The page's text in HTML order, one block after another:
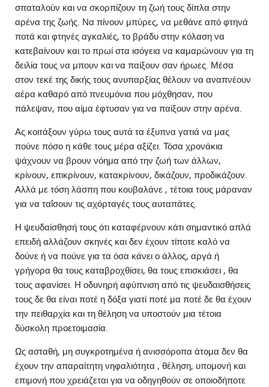
σπαταλούν και να σκορπίζουν τη ζωή τους δίπλα στην
αρένα της ζωής. Να πίνουν μπύρες, να μεθάνε από φτηνά
ποτά και φτηνές αγκαλιές, το βράδυ στην κόλαση να
κατεβαίνουν και το πρωί στα ισόγεια να καμαρώνουν για τη
δειλία τους να μπουν και να παίξουν σαν ήρωες. Μέσα
στον τεκέ της δικής τους ανυπαρξίας θέλουν να αναπνέουν
αέρα καθαρό από πνευμόνια που μόχθησαν, που
πάλεψαν, που αίμα έφτυσαν για να παίξουν στην αρένα.
Ας κοιτάξουν γύρω τους αυτά τα έξυπνα γατιά να μας
πούνε πόσο η κάθε τους μέρα αξίζει. Τόσα χρονάκια
ψάχνουν να βρουν νόημα από την ζωή των άλλων,
κρίνουν, επικρίνουν, κατακρίνουν, δικάζουν, προδικάζουν.
Αλλά με τόση λάσπη που κουβαλάνε , τέτοια τους μάραναν
για να ταΐσουν τις αχόρταγές τους αυταπάτες.
Η ψευδαίσθησή τους ότι καταφέρνουν κάτι σημαντικό απλά
επειδή αλλάζουν σκηνές και δεν έχουν τίποτε καλό να
δούνε ή να πούνε για τα όσα κάνει ο άλλος, αργά ή
γρήγορα θα τους καταβροχθίσει, θα τους επισκιάσει , θα
τους αφανίσει. Η οδυνηρή αφύπνιση από τις ψευδαισθήσεις
τους δε θα είναι ποτέ η δόξα γιατί ποτέ μα ποτέ δε θα έχουν
την πειθαρχία και τη θέληση να υποστούν μια τέτοια
δύσκολη προετοιμασία.
Ως ασταθή, μη συγκροτημένα ή ανισσόροπα άτομα δεν θα
έχουν την απαραίτητη νηφαλιότητα , θέληση, υπομονή και
επιμονή που χρειάζεται για να οδηγηθούν σε οποιοδήποτε